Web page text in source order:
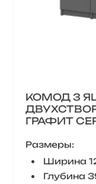
КОМОД 3
ГРАФИТ
Размеры:
Ширина
Глубина